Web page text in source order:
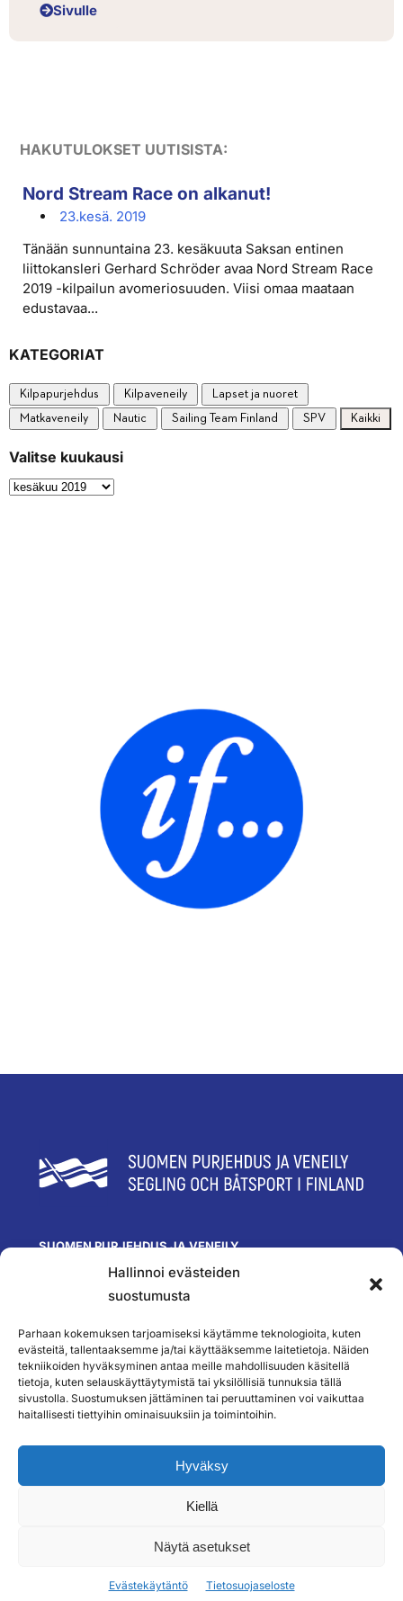
Hallinnoi evästeiden
suostumusta
Parhaan kokemuksen tarjoamiseksi käytämme teknologioita, kuten
evästeitä, tallentaaksemme ja/tai käyttääksemme laitetietoja. Näiden
tekniikoiden hyväksyminen antaa meille mahdollisuuden käsitellä
tietoja, kuten selauskäyttäytymistä tai yksilöllisiä tunnuksia tällä
sivustolla. Suostumuksen jättäminen tai peruuttaminen voi vaikuttaa
haitallisesti tiettyihin ominaisuuksiin ja toimintoihin.
Hyväksy
Kiellä
Näytä asetukset
Evästekäytäntö Tietosuojaseloste
Sivulle
HAKUTULOKSET UUTISISTA:
Nord Stream Race on alkanut!
23.kesä. 2019
Tänään sunnuntaina 23. kesäkuuta Saksan entinen
liittokansleri Gerhard Schröder avaa Nord Stream Race
2019 -kilpailun avomeriosuuden. Viisi omaa maataan
edustavaa...
KATEGORIAT
Kilpapurjehdus Kilpaveneily
Lapset ja nuoret
Matkaveneily
Nautic Sailing Team Finland SPV Kaikki
Valitse kuukausi
SUOMEN PURJEHDUS JA VENEILY
Olympiastadion
Paavo Nurmen tie 1
toimisto@spv.fi
Yhteystiedot
SEURAA MEITÄ
TILAA UUTISKIRJEEMME